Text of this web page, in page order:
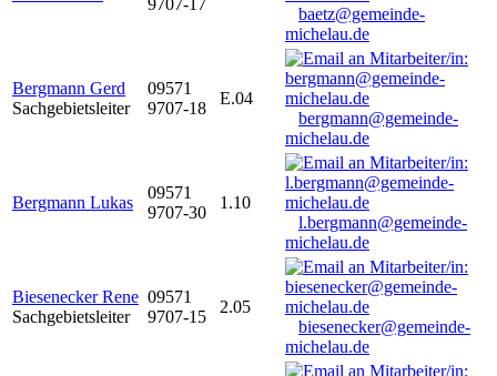
9707-17
baetz@gemeinde-
michelau.de
Bergmann Gerd
Sachgebietsleiter
09571
9707-18
E.04
bergmann@gemeinde-
michelau.de
Bergmann Lukas
09571
9707-30
1.10
l.bergmann@gemeinde-
michelau.de
Biesenecker Rene
Sachgebietsleiter
09571
9707-15
2.05
biesenecker@gemeinde-
michelau.de